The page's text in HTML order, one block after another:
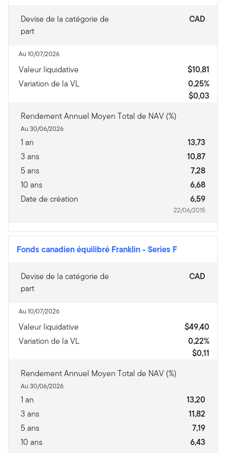
Devise de la catégorie de
part
CAD
Au 10/07/2026
Valeur liquidative
$10,81
Variation de la VL
0,25%
$0,03
Rendement Annuel Moyen Total de NAV (%)
Au 30/06/2026
1 an
13,73
3 ans
10,87
5 ans
7,28
10 ans
6,68
Date de création
6,59
22/06/2015
Fonds canadien équilibré Franklin- Series F
Devise de la catégorie de
part
CAD
Au 10/07/2026
Valeur liquidative
$49,40
Variation de la VL
0,22%
$0,11
Rendement Annuel Moyen Total de NAV (%)
Au 30/06/2026
1 an
13,20
3 ans
11,82
5 ans
7,19
10 ans
6,43